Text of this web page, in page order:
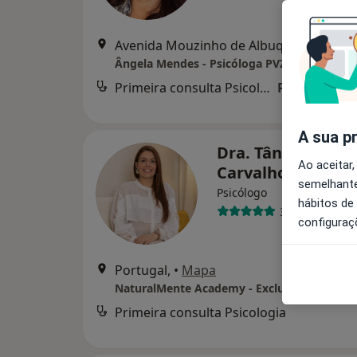
Avenida Mouzinho de
Ângela Mendes - Psicóloga PVZ
Primeira consulta Psicologia Preço não
Dra. Tânia
Carvalho
Psicólogo
3 opiniões
Portugal, • Mapa
NaturalMente Academy - Exclusivo Online
Primeira consulta Psicologia
A sua
Ao
hábitos de